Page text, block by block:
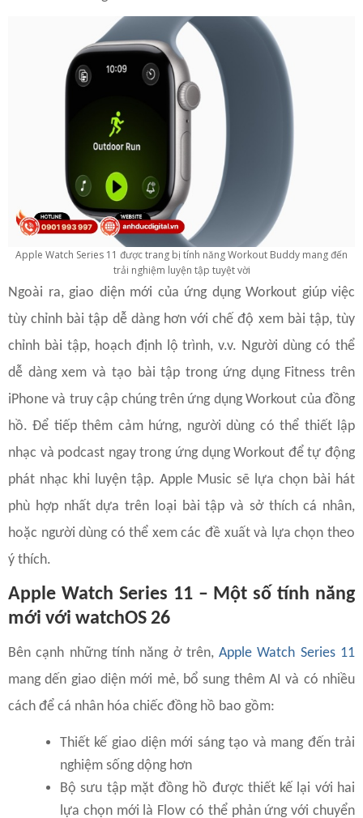
Apple Watch Series 11 được trang bị tính năng Workout Buddy mang đến
trải nghiệm luyện tập tuyệt vời
Ngoài ra, giao diện mới của ứng dụng Workout giúp việc
tùy chỉnh bài tập dễ dàng hơn với chế độ xem bài tập, tùy
chỉnh bài tập, hoạch định lộ trình, v.v. Người dùng có thể
dễ dàng xem và tạo bài tập trong ứng dụng Fitness trên
iPhone và truy cập chúng trên ứng dụng Workout của đồng
hồ. Để tiếp thêm cảm hứng, người dùng có thể thiết lập
nhạc và podcast ngay trong ứng dụng Workout để tự động
phát nhạc khi luyện tập. Apple Music sẽ lựa chọn bài hát
phù hợp nhất dựa trên loại bài tập và sở thích cá nhân,
hoặc người dùng có thể xem các đề xuất và lựa chọn theo
ý thích.
Apple Watch Series 11 – Một số tính năng
mới với watchOS 26
Bên cạnh những tính năng ở trên,Apple Watch Series 11
mang dến giao diện mới mẻ, bổ sung thêm AI và có nhiều
cách để cá nhân hóa chiếc đồng hồ bao gồm:
Thiết kế giao diện mới sáng tạo và mang đến trải
nghiệm sống dộng hơn
Bộ sưu tập mặt đồng hồ được thiết kế lại với hai
lựa chọn mới là Flow có thể phản ứng với chuyển